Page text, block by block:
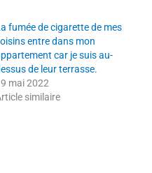
fumée de cigarette de mes
entre dans mon
car je suis au-
de leur terrasse.
mai 2022
similaire